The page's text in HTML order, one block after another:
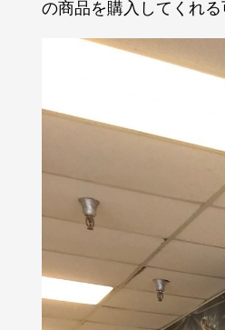
の商品を購入してくれ